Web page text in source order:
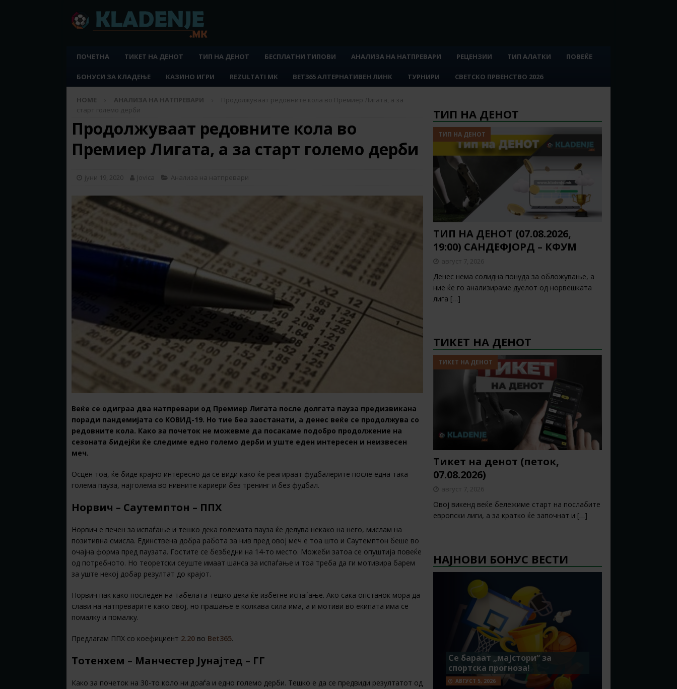
ПОЧЕТНА ТИКЕТ НА ДЕНОТ ТИП НА ДЕНОТ БЕСПЛАТНИ ТИПОВИ АНАЛИЗА НА НАТПРЕВАРИ РЕЦЕНЗИИ ТИП АЛАТКИ ПОВЕЌЕ
БОНУСИ ЗА КЛАДЕЊЕ КАЗИНО ИГРИ REZULTATI MK BET365 АЛТЕРНАТИВЕН ЛИНК ТУРНИРИ СВЕТСКО ПРВЕНСТВО 2026
HOME АНАЛИЗА НА НАТПРЕВАРИ
Продолжуваат редовните кола во Премиер Лигата, а за
старт големо дерби
Продолжуваат редовните кола во
Премиер Лигата, а за старт големо дерби
јуни 19, 2020 Jovica Анализа на натпревари
Веќе се одиграа два натпревари од Премиер Лигата после долгата пауза предизвикана
поради пандемијата со КОВИД-19. Но тие беа заостанати, а денес веќе се продолжува со
редовните кола. Како за почеток не можевме да посакаме подобро продолжение на
сезоната бидејќи ќе следиме едно големо дерби и уште еден интересен и неизвесен
меч.
Осцен тоа, ќе биде крајно интересно да се види како ќе реагираат фудбалерите после една така
голема пауза, најголема во нивните кариери без тренинг и без фудбал.
Норвич – Саутемптон – ППХ
Норвич е печен за испаѓање и тешко дека големата пауза ќе делува некако на него, мислам на
позитивна смисла. Единствена добра работа за нив пред овој меч е тоа што и Саутемптон беше во
очајна форма пред паузата. Гостите се безбедни на 14-то место. Можеби затоа се опуштија повеќе
од потребното. Но теоретски сеуште имаат шанса за испаѓање и тоа треба да ги мотивира барем
за уште некој добар резултат до крајот.
Норвич пак како последен на табелата тешко дека ќе избегне испаѓање. Ако сака опстанок мора да
слави на натпреварите како овој, но прашање е колкава сила има, а и мотиви во екипата има се
помалку и помалку.
Предлагам ППХ со коефициент 2.20 во Bet365.
Тотенхем – Манчестер Јунајтед – ГГ
Како за почеток на 30-то коло ни доаѓа и едно големо дерби. Тешко е да се предвиди резултатот од
ТИП НА ДЕНОТ
ТИП НА ДЕНОТ
ТИП НА ДЕНОТ (07.08.2026,
19:00) САНДЕФЈОРД – КФУМ
август 7, 2026
Денес нема солидна понуда за обложување, а
ние ќе го анализираме дуелот од норвешката
лига […]
ТИКЕТ НА ДЕНОТ
ТИКЕТ НА ДЕНОТ
Тикет на денот (петок,
07.08.2026)
август 7, 2026
Овој викенд веќе бележиме старт на послабите
европски лиги, а за кратко ќе започнат и […]
НАЈНОВИ БОНУС ВЕСТИ
Се бараат „мајстори“ за
спортска прогноза!
АВГУСТ 5, 2026